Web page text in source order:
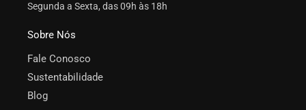
Segunda a Sexta, das 09h às 18h
Sobre Nós
Fale Conosco
Sustentabilidade
Blog